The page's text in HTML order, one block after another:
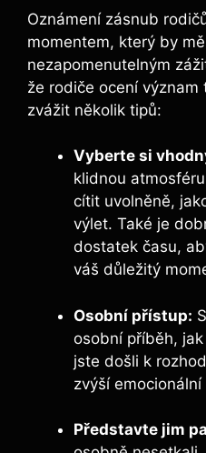
Oznámení zásnub
momentem, který by
nezapomenutelným
že rodiče ocení
zvážit několik tipů:
Vyberte si
klidnou
cítit uvolněně,
výlet. Také je
dostatek času,
váš důležitý
Osobní přístup:
osobní příběh,
jste došli k
zvýší
Představte jim